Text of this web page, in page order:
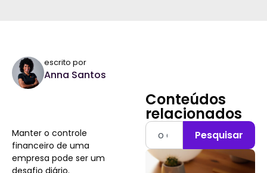
escrito por
Anna Santos
Manter o controle
financeiro de uma
empresa pode ser um
desafio diário.
Conteúdos
relacionados
Pesquisar